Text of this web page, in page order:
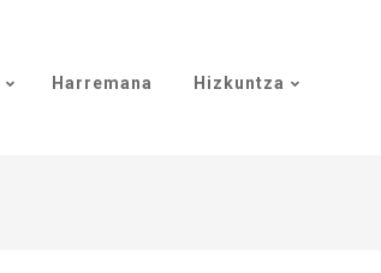
Harremana Hizkuntza